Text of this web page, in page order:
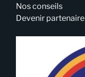
Nos conseils
Devenir partenaire